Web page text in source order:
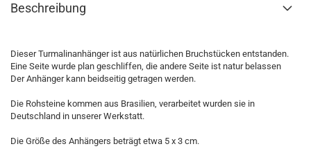
Beschreibung
Dieser Turmalinanhänger ist aus natürlichen Bruchstücken entstanden.
Eine Seite wurde plan geschliffen, die andere Seite ist natur belassen
Der Anhänger kann beidseitig getragen werden.
Die Rohsteine kommen aus Brasilien, verarbeitet wurden sie in
Deutschland in unserer Werkstatt.
Die Größe des Anhängers beträgt etwa 5 x 3 cm.